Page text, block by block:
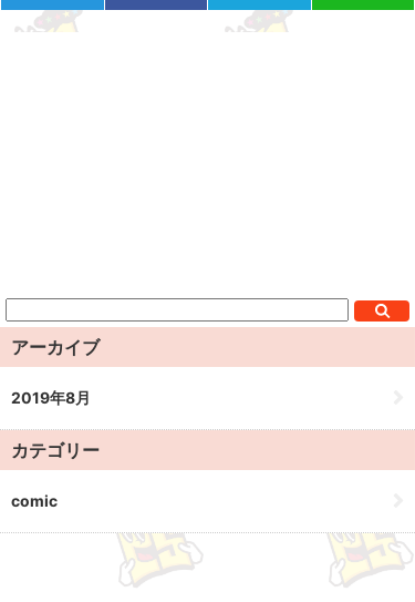
アーカイブ
2019年8月
カテゴリー
comic